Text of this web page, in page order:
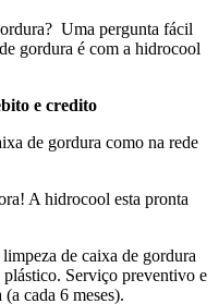
Uma pergunta fácil
gordura é com a hidrocool
e credito
de gordura como na rede
A hidrocool esta pronta
de caixa de gordura
plástico. Serviço preventivo e
cada 6 meses).